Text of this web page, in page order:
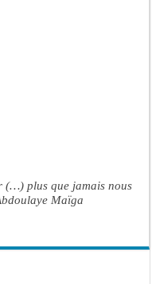
(…) plus que jamais nous
Maïga